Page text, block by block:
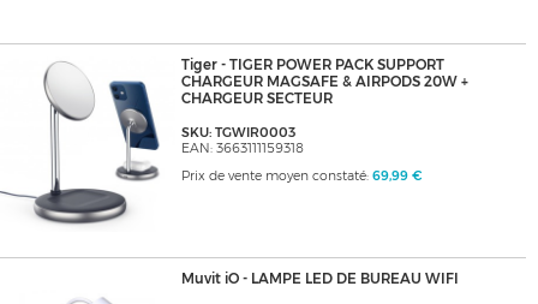
Tiger - TIGER POWER PACK SUPPORT
CHARGEUR MAGSAFE & AIRPODS 20W +
CHARGEUR SECTEUR
SKU: TGWIR0003
EAN: 3663111159318
Prix de vente moyen constaté: 69,99 €
Muvit iO - LAMPE LED DE BUREAU WIFI